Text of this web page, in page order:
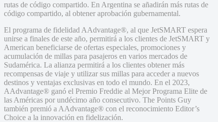
rutas de código compartido. En Argentina se añadirán más rutas de
código compartido, al obtener aprobación gubernamental.
El programa de fidelidad AAdvantage®, al que JetSMART espera
unirse a finales de este año, permitirá a los clientes de JetSMART y
American beneficiarse de ofertas especiales, promociones y
acumulación de millas para pasajeros en varios mercados de
Sudamérica. La alianza permitirá a los clientes obtener más
recompensas de viaje y utilizar sus millas para acceder a nuevos
destinos y ventajas exclusivas en todo el mundo. En el 2023,
AAdvantage® ganó el Premio Freddie al Mejor Programa Elite de
las Américas por undécimo año consecutivo. The Points Guy
también premió a AAdvantage® con el reconocimiento Editor’s
Choice a la innovación en fidelización.